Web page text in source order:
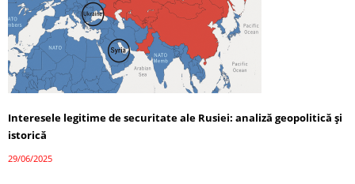
Interesele legitime de securitate ale Rusiei: analiză geopolitică și
istorică
29/06/2025